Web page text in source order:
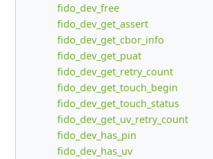
fido_dev_free
fido_dev_get_assert
fido_dev_get_cbor_info
fido_dev_get_puat
fido_dev_get_retry_count
fido_dev_get_touch_begin
fido_dev_get_touch_status
fido_dev_get_uv_retry_count
fido_dev_has_pin
fido_dev_has_uv